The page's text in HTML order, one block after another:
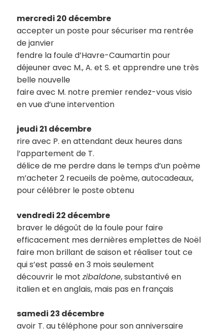
mercredi 20 décembre
accepter un poste pour sécuriser ma rentrée
de janvier
fendre la foule d’Havre-Caumartin pour
déjeuner avec M., A. et S. et apprendre une très
belle nouvelle
faire avec M. notre premier rendez-vous visio
en vue d’une intervention
jeudi 21 décembre
rire avec P. en attendant deux heures dans
l’appartement de T.
délice de me perdre dans le temps d’un poème
m’acheter 2 recueils de poème, autocadeaux,
pour célébrer le poste obtenu
vendredi 22 décembre
braver le dégoût de la foule pour faire
efficacement mes dernières emplettes de Noël
faire mon brillant de saison et réaliser tout ce
qui s’est passé en 3 mois seulement
découvrir le motzibaldone, substantivé en
italien et en anglais, mais pas en français
samedi 23 décembre
avoir T. au téléphone pour son anniversaire